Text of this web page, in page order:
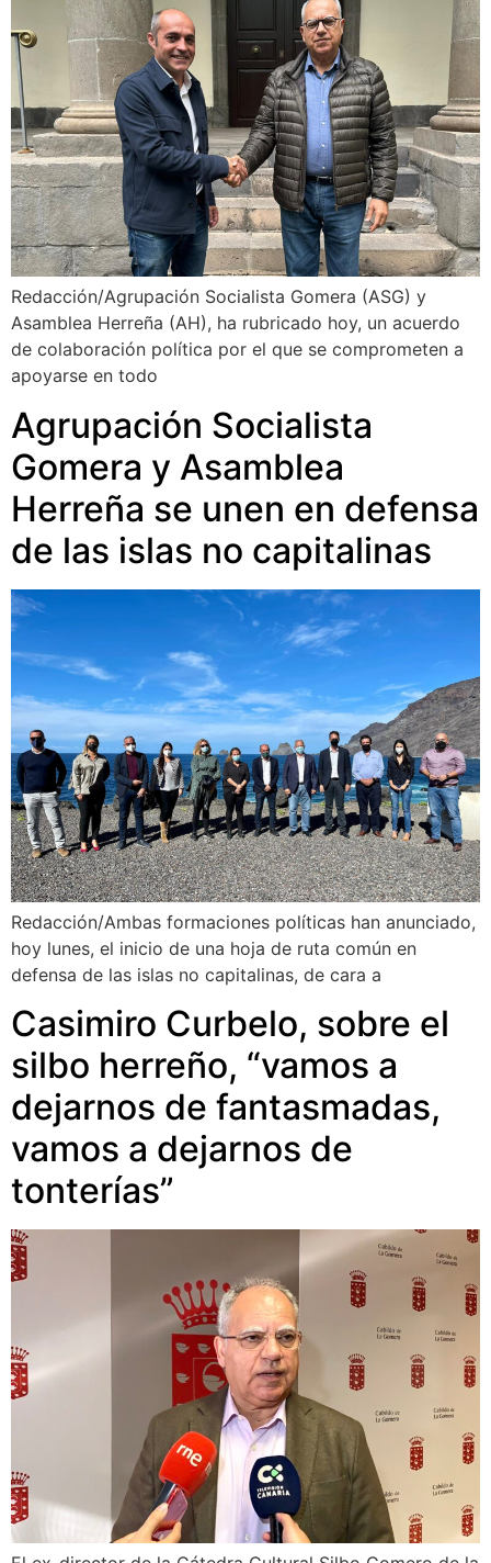
Redacción/Agrupación Socialista Gomera (ASG) y
Asamblea Herreña (AH), ha rubricado hoy, un acuerdo
de colaboración política por el que se comprometen a
apoyarse en todo
Agrupación Socialista
Gomera y Asamblea
Herreña se unen en defensa
de las islas no capitalinas
Redacción/Ambas formaciones políticas han anunciado,
hoy lunes, el inicio de una hoja de ruta común en
defensa de las islas no capitalinas, de cara a
Casimiro Curbelo, sobre el
silbo herreño, “vamos a
dejarnos de fantasmadas,
vamos a dejarnos de
tonterías”